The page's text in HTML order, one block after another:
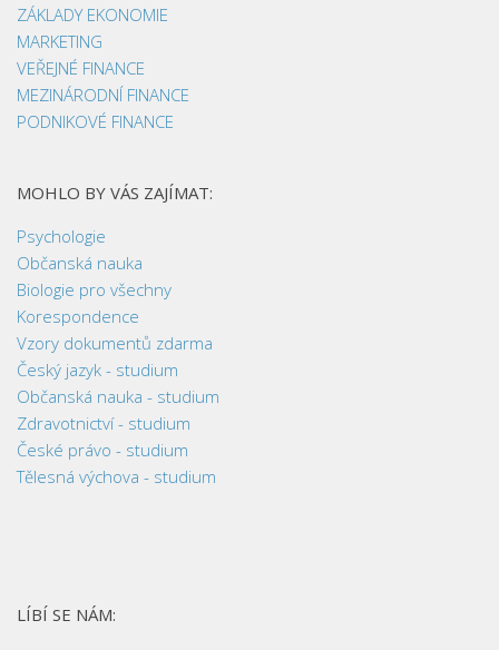
ZÁKLADY EKONOMIE
MARKETING
VEŘEJNÉ FINANCE
MEZINÁRODNÍ FINANCE
PODNIKOVÉ FINANCE
MOHLO BY VÁS ZAJÍMAT:
Psychologie
Občanská nauka
Biologie pro všechny
Korespondence
Vzory dokumentů zdarma
Český jazyk - studium
Občanská nauka - studium
Zdravotnictví - studium
České právo - studium
Tělesná výchova - studium
LÍBÍ SE NÁM: